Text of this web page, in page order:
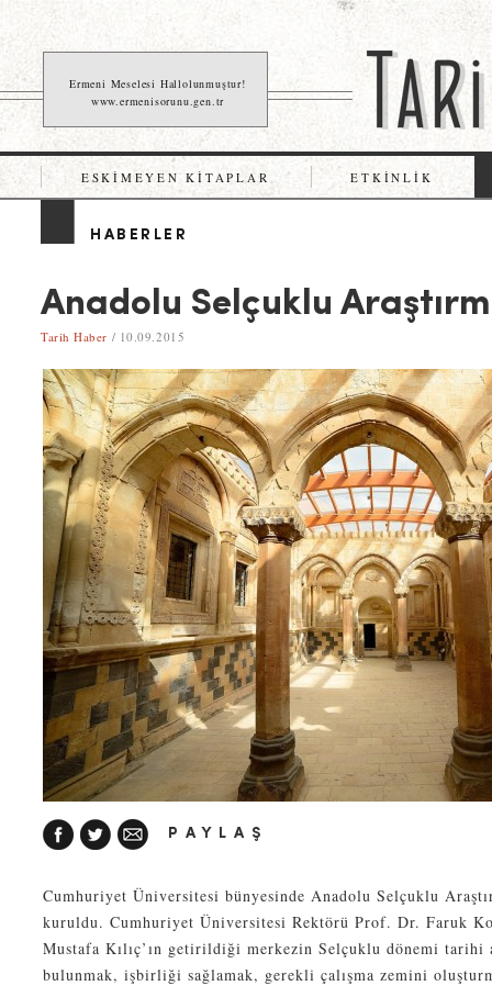
Ermeni Meselesi Hallolunmuştur!
www.ermenisorunu.gen.tr
ESKIMEYEN KITAPLAR ETKINLIK
HABERLER
Anadolu Selçuklu
Tarih Haber / 10.09.2015
PAYLAŞ
Cumhuriyet Üniversitesi bünyesinde Anadolu Selçuklu
kuruldu. Cumhuriyet Üniversitesi Rektörü Prof. Dr. Faruk
Mustafa Kılıç’ın getirildiği merkezin Selçuklu dönemi tarihi
bulunmak, işbirliği sağlamak, gerekli çalışma zemini